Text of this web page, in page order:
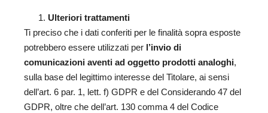
Ulteriori trattamenti
Ti preciso che i dati conferiti per le finalità sopra esposte
potrebbero essere utilizzati per l’invio di
comunicazioni aventi ad oggetto prodotti analoghi,
sulla base del legittimo interesse del Titolare, ai sensi
dell’art. 6 par. 1, lett. f) GDPR e del Considerando 47 del
GDPR, oltre che dell’art. 130 comma 4 del Codice